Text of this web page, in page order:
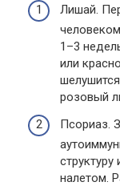
Лишай.
1–3
или
розовый
Псориаз.
налетом.